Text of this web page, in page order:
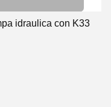
idraulica con K33